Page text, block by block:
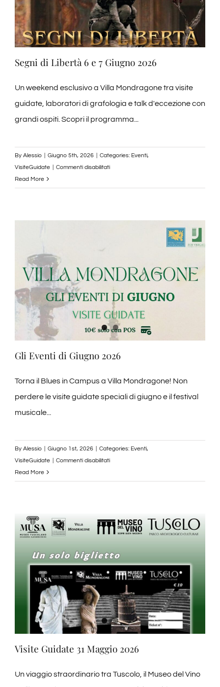
Segni di Libertà 6 e 7 Giugno 2026
Un weekend esclusivo a Villa Mondragone tra visite
guidate, laboratori di grafologia e talk d'eccezione con
grandi ospiti. Scopri il programma...
By Alessio Giugno 5th, 2026 Categories: Eventi,
VisiteGuidate
Commenti disabilitatisu
di
Read More
Gli Eventi di Giugno 2026
Torna il Blues in Campus a Villa Mondragone! Non
perdere le visite guidate speciali di giugno e il festival
musicale...
By Alessio Giugno 1st, 2026 Categories: Eventi,
VisiteGuidate
Commenti disabilitatisu
Eventi
2026
Read More
Visite Guidate 31 Maggio 2026
Un viaggio straordinario tra Tuscolo, il Museo del Vino